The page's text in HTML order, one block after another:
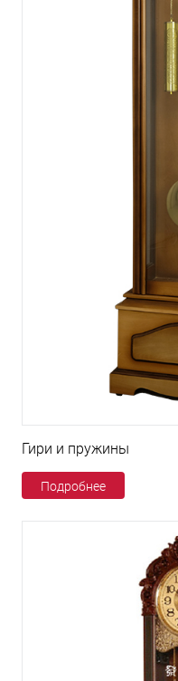
Гири и пружины
Подробнее